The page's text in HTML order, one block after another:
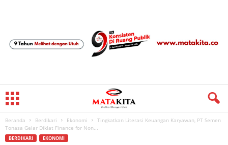
Beranda Berdikari Ekonomi
Tingkatkan Literasi Keuangan Karyawan, PT Semen
Tonasa Gelar Diklat Finance for Non...
BERDIKARI EKONOMI